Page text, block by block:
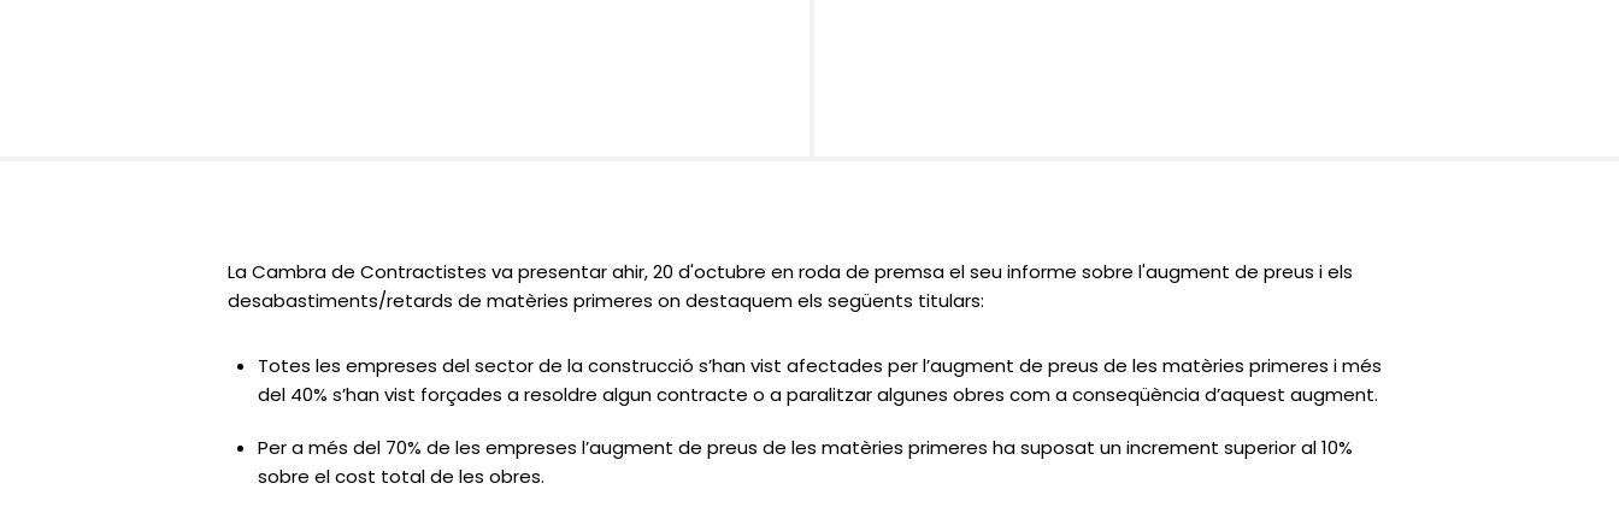
La Cambra de Contractistes va presentar ahir, 20 d'octubre en roda de premsa el seu informe sobre l'augment de preus i els
desabastiments/retards de matèries primeres on destaquem els següents titulars:
Totes les empreses del sector de la construcció s’han vist afectades per l’augment de preus de les matèries primeres i més
del 40% s’han vist forçades a resoldre algun contracte o a paralitzar algunes obres com a conseqüència d’aquest augment.
Per a més del 70% de les empreses l’augment de preus de les matèries primeres ha suposat un increment superior al 10%
sobre el cost total de les obres.